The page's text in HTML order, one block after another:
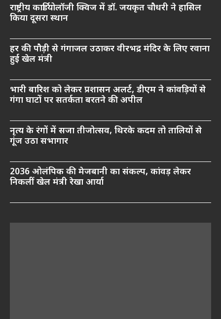
राष्ट्रीय कार्डियोलॉजी क्विज में डॉ. जयकृत चौधरी ने हासिल
किया दूसरा स्थान
हर की पौड़ी से गंगाजल उठाकर वीरभद्र मंदिर के लिए रवाना
हुई खेल मंत्री
भारी बारिश को लेकर प्रशासन अलर्ट, डीएम ने कांवड़ियों से
गंगा घाटों पर सतर्कता बरतने की अपील
नृत्य के रंगों में सजा तीजोत्सव, थिरके कदम तो तालियों से
गूंज उठा सभागार
2036 ओलंपिक की मेजबानी का संकल्प, कांवड़ लेकर
निकलीं खेल मंत्री रेखा आर्या